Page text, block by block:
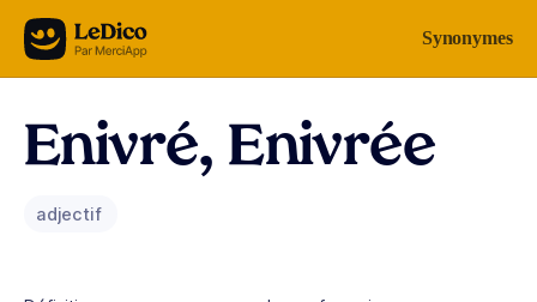
Aller au contenu Synonymes
Enivré, Enivrée
adjectif